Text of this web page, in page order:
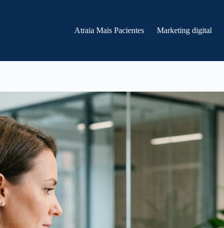
Atraia Mais Pacientes Marketing digital